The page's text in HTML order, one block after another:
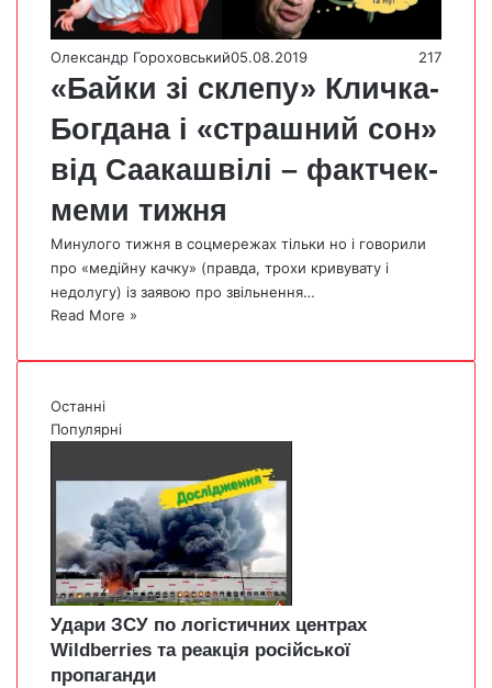
Олександр Гороховський05.08.2019 217
«Байки зі склепу» Кличка-
Богдана і «страшний сон»
від Саакашвілі – фактчек-
меми тижня
Минулого тижня в соцмережах тільки но і говорили
про «медійну качку» (правда, трохи кривувату і
недолугу) із заявою про звільнення…
Read More »
Останні
Популярні
Удари ЗСУ по логістичних центрах
Wildberries та реакція російської
пропаганди